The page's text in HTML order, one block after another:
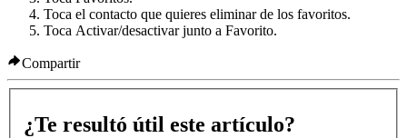
Toca el contacto que quieres eliminar de los favoritos.
Toca Activar/desactivarjunto a Favorito.
Compartir
¿Te resultó útil este artículo?